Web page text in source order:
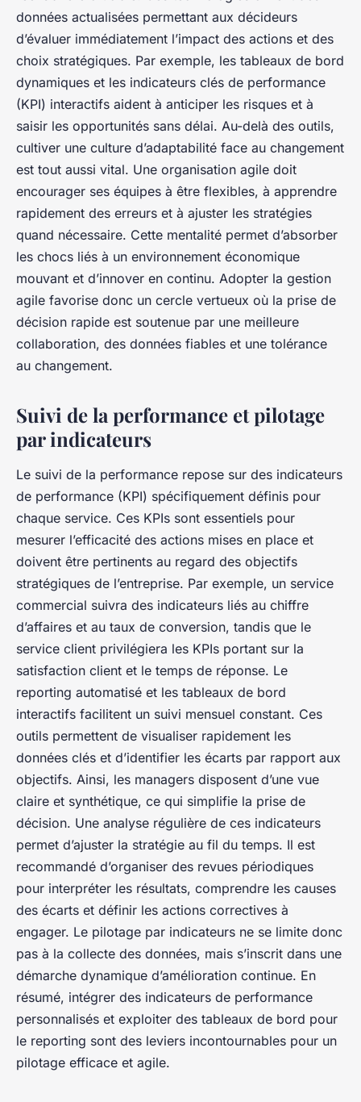
données actualisées permettant aux décideurs
d’évaluer immédiatement l’impact des actions et des
choix stratégiques. Par exemple, les tableaux de bord
dynamiques et les indicateurs clés de performance
(KPI) interactifs aident à anticiper les risques et à
saisir les opportunités sans délai. Au-delà des outils,
cultiver une culture d’adaptabilité face au changement
est tout aussi vital. Une organisation agile doit
encourager ses équipes à être flexibles, à apprendre
rapidement des erreurs et à ajuster les stratégies
quand nécessaire. Cette mentalité permet d’absorber
les chocs liés à un environnement économique
mouvant et d’innover en continu. Adopter la gestion
agile favorise donc un cercle vertueux où la prise de
décision rapide est soutenue par une meilleure
collaboration, des données fiables et une tolérance
au changement.
Suivi de la performance et pilotage
par indicateurs
Le suivi de la performance repose sur des indicateurs
de performance (KPI) spécifiquement définis pour
chaque service. Ces KPIs sont essentiels pour
mesurer l’efficacité des actions mises en place et
doivent être pertinents au regard des objectifs
stratégiques de l’entreprise. Par exemple, un service
commercial suivra des indicateurs liés au chiffre
d’affaires et au taux de conversion, tandis que le
service client privilégiera les KPIs portant sur la
satisfaction client et le temps de réponse. Le
reporting automatisé et les tableaux de bord
interactifs facilitent un suivi mensuel constant. Ces
outils permettent de visualiser rapidement les
données clés et d’identifier les écarts par rapport aux
objectifs. Ainsi, les managers disposent d’une vue
claire et synthétique, ce qui simplifie la prise de
décision. Une analyse régulière de ces indicateurs
permet d’ajuster la stratégie au fil du temps. Il est
recommandé d’organiser des revues périodiques
pour interpréter les résultats, comprendre les causes
des écarts et définir les actions correctives à
engager. Le pilotage par indicateurs ne se limite donc
pas à la collecte des données, mais s’inscrit dans une
démarche dynamique d’amélioration continue. En
résumé, intégrer des indicateurs de performance
personnalisés et exploiter des tableaux de bord pour
le reporting sont des leviers incontournables pour un
pilotage efficace et agile.